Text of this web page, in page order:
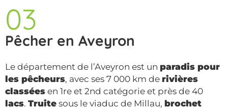
03
Pêcher en Aveyron
Le département de l’Aveyron est un paradis pour
les pêcheurs, avec ses 7 000 km de rivières
classées en 1re et 2nd catégorie et près de 40
lacs. Truite sous le viaduc de Millau, brochet